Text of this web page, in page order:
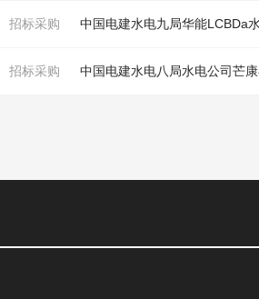
招标采购
招标采购 中国电建水电八局水电公司芒